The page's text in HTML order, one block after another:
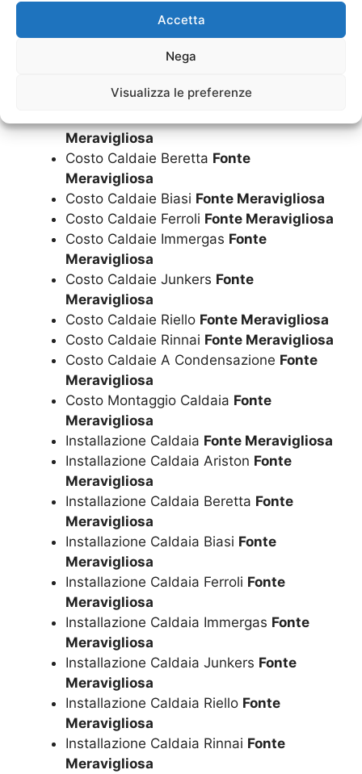
Accetta
Nega
Visualizza le preferenze
Costo Caldaia RielloFonte Meravigliosa
Costo Caldaia RinnaiFonte Meravigliosa
Costo Caldaia A Condensazione
Costo CaldaieFonte Meravigliosa
Meravigliosa
Costo Caldaie Beretta Fonte
Meravigliosa
Costo Caldaie Biasi Fonte Meravigliosa
Costo Caldaie Ferroli Fonte Meravigliosa
Costo Caldaie Immergas Fonte
Meravigliosa
Costo Caldaie Junkers Fonte
Meravigliosa
Costo Caldaie Riello Fonte Meravigliosa
Costo Caldaie Rinnai Fonte Meravigliosa
Costo Caldaie A Condensazione Fonte
Meravigliosa
Costo Montaggio Caldaia Fonte
Meravigliosa
Installazione Caldaia Fonte Meravigliosa
Installazione Caldaia Ariston Fonte
Meravigliosa
Installazione Caldaia Beretta Fonte
Meravigliosa
Installazione Caldaia Biasi Fonte
Meravigliosa
Installazione Caldaia Ferroli Fonte
Meravigliosa
Installazione Caldaia Immergas Fonte
Meravigliosa
Installazione Caldaia Junkers Fonte
Meravigliosa
Installazione Caldaia Riello Fonte
Meravigliosa
Installazione Caldaia Rinnai Fonte
Meravigliosa